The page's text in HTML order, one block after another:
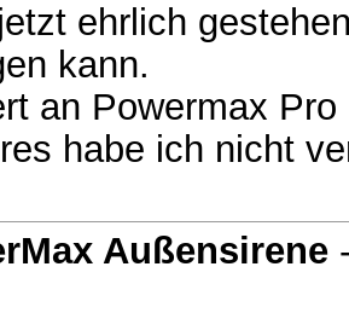
ehrlich
kann.
an Powermax
habe ich nicht
Außensirene